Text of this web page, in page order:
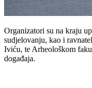
Organizatori su na kraju
sudjelovanju, kao i
Iviću, te Arheološkom
događaja.